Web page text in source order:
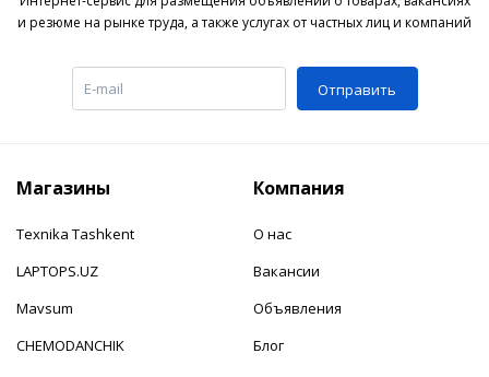
и резюме на рынке труда, а также услугах от частных лиц и компаний
Отправить
Магазины
Texnika Tashkent
LAPTOPS.UZ
Mavsum
CHEMODANCHIK
Компания
О нас
Вакансии
Объявления
Блог